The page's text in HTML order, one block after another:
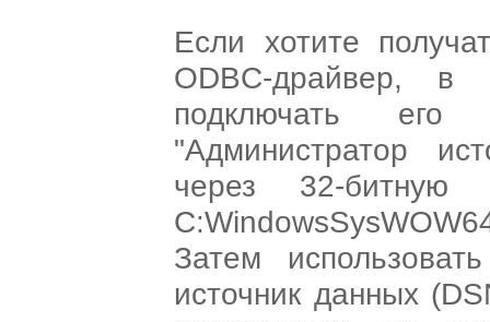
Если хотите
ODBC-драйвер, в
подключать
"Администратор
через 32-битную
Затем
источник данных